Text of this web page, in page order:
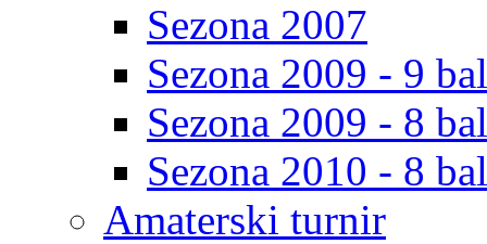
Sezona 2007
Sezona 2009 - 9
Sezona 2009 - 8
Sezona 2010 - 8
Amaterski turnir